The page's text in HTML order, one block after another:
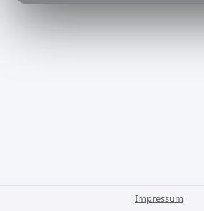
Impressum